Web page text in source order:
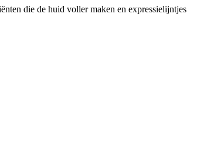
die de huid voller maken en expressielijntjes